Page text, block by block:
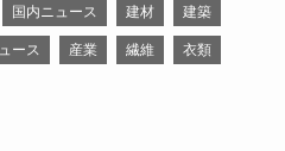
国内ニュース 建材 建築
ース 産業 繊維 衣類